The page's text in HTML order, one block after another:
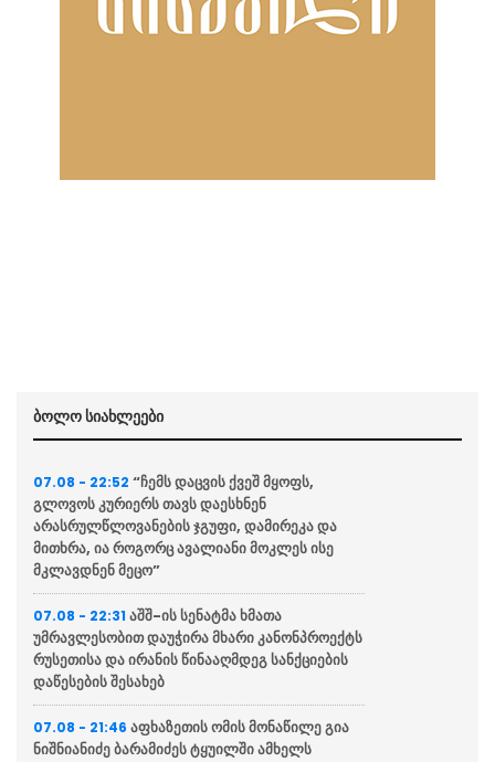
ბოლო სიახლეები
07.08 - 22:52 “ჩემს დაცვის ქვეშ მყოფს,
გლოვოს კურიერს თავს დაესხნენ
არასრულწლოვანების ჯგუფი, დამირეკა და
მითხრა, ია როგორც ავალიანი მოკლეს ისე
მკლავდნენ მეცო”
07.08 - 22:31 აშშ-ის სენატმა ხმათა
უმრავლესობით დაუჭირა მხარი კანონპროექტს
რუსეთისა და ირანის წინააღმდეგ სანქციების
დაწესების შესახებ
07.08 - 21:46 აფხაზეთის ომის მონაწილე გია
ნიშნიანიძე ბარამიძეს ტყუილში ამხელს